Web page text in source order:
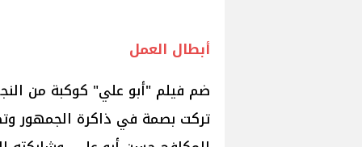
أبطال العمل
ضم فيلم "أبو علي" كوكبة من
تركت بصمة في ذاكرة الجمهور